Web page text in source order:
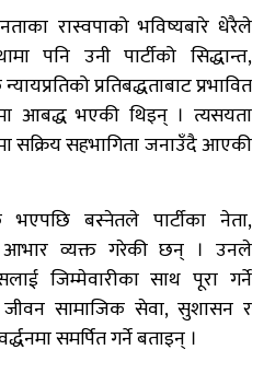
रास्वपाको भविष्यबारे धेरैले
पनि उनी पार्टीको सिद्धान्त,
प्रतिबद्धताबाट प्रभावित
आबद्ध भएकी थिइन् । त्यसयता
सक्रिय सहभागिता जनाउँदै आएकी
भएपछि बस्नेतले पार्टीका नेता,
आभार व्यक्त गरेकी छन् । उनले
जिम्मेवारीका साथ पूरा गर्ने
जीवन सामाजिक सेवा, सुशासन र
समर्पित गर्ने बताइन् ।